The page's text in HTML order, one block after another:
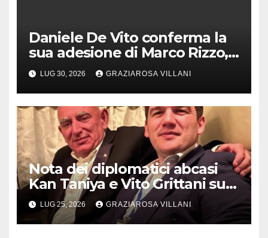
Daniele De Vito conferma la
sua adesione di Marco Rizzo,
nel rispetto delle decisioni
del 1° Congress
LUG 30, 2026 GRAZIAROSA VILLANI
Nota dei diplomatici abcasi
Kan Taniya e Vito Grittani su
cosiddetto “ritiro
riconoscimento” di Abcasia e
Ossezia del Sud da parte della
LUG 25, 2026 GRAZIAROSA VILLANI